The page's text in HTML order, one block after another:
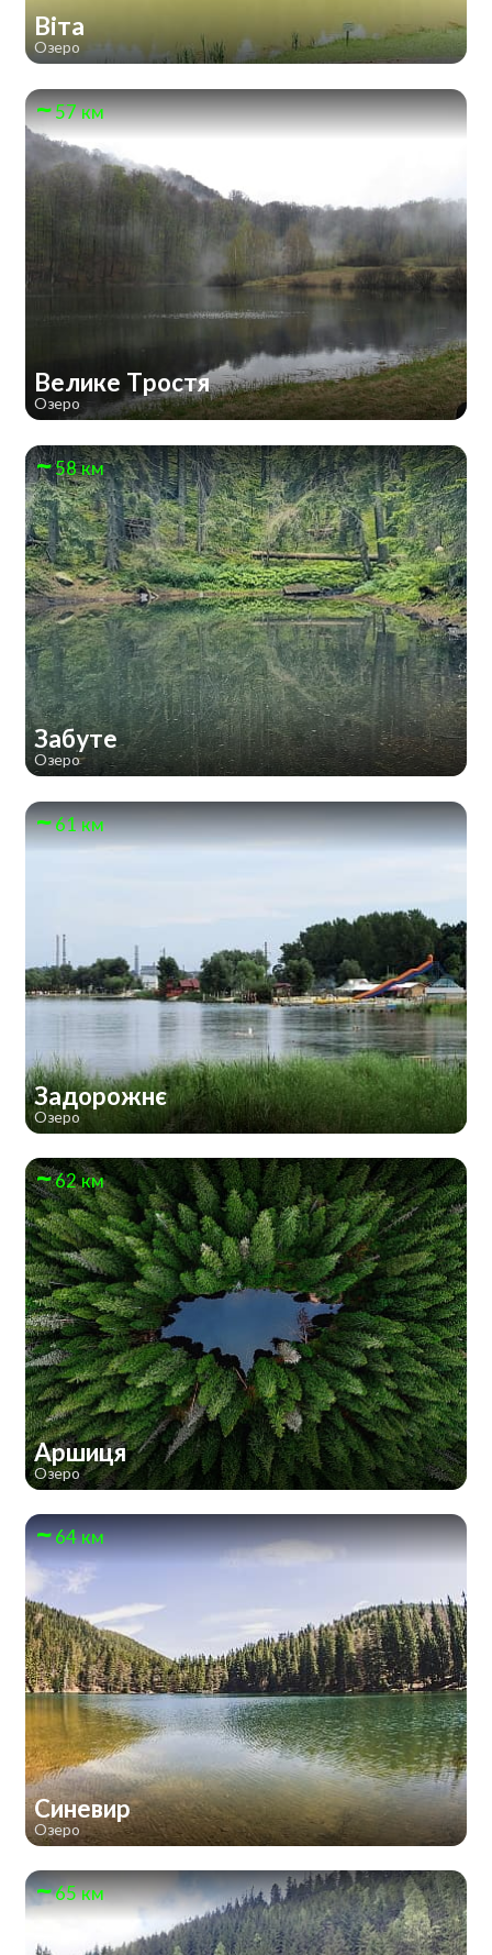
Віта
Озеро
57 км
Велике Тростя
Озеро
58 км
Забуте
Озеро
61 км
Задорожнє
Озеро
62 км
Аршиця
Озеро
64 км
Синевир
Озеро
65 км